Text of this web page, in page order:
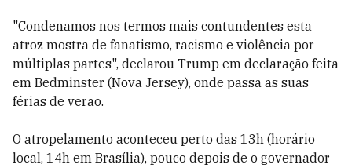
"Condenamos nos termos mais contundentes esta
atroz mostra de fanatismo, racismo e violência por
múltiplas partes", declarou Trump em declaração feita
em Bedminster (Nova Jersey), onde passa as suas
férias de verão.
O atropelamento aconteceu perto das 13h (horário
local, 14h em Brasília), pouco depois de o governador